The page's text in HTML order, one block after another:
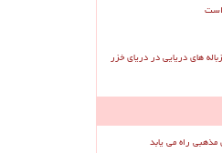
های دریایی در دریای خزر
راه می یابد